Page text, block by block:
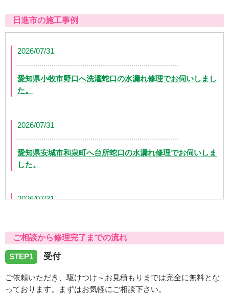
日進市の施工事例
2026/07/31
愛知県小牧市野口へ洗濯蛇口の水漏れ修理でお伺いしまし
た。
2026/07/31
愛知県安城市和泉町へ台所蛇口の水漏れ修理でお伺いしま
した。
2026/07/31
した。
2026/07/31
ご相談から修理完了までの流れ
STEP1 受付
ご依頼いただき、駆けつけ～お見積もりまでは完全に無料とな
っております。まずはお気軽にご相談下さい。